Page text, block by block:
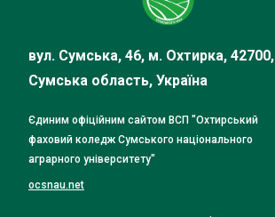
вул. Сумська, 46, м. Охтирка, 42700,
Сумська область, Україна
Єдиним офіційним сайтом ВСП "Охтирський
фаховий коледж Сумського національного
аграрного університету"
ocsnau.net